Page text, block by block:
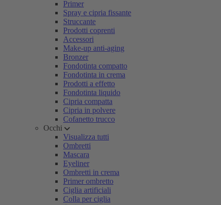
Primer
Spray e cipria fissante
Struccante
Prodotti coprenti
Accessori
Make-up anti-aging
Bronzer
Fondotinta compatto
Fondotinta in crema
Prodotti a effetto
Fondotinta liquido
Cipria compatta
Cipria in polvere
Cofanetto trucco
Occhi
Visualizza tutti
Ombretti
Mascara
Eyeliner
Ombretti in crema
Primer ombretto
Ciglia artificiali
Colla per ciglia